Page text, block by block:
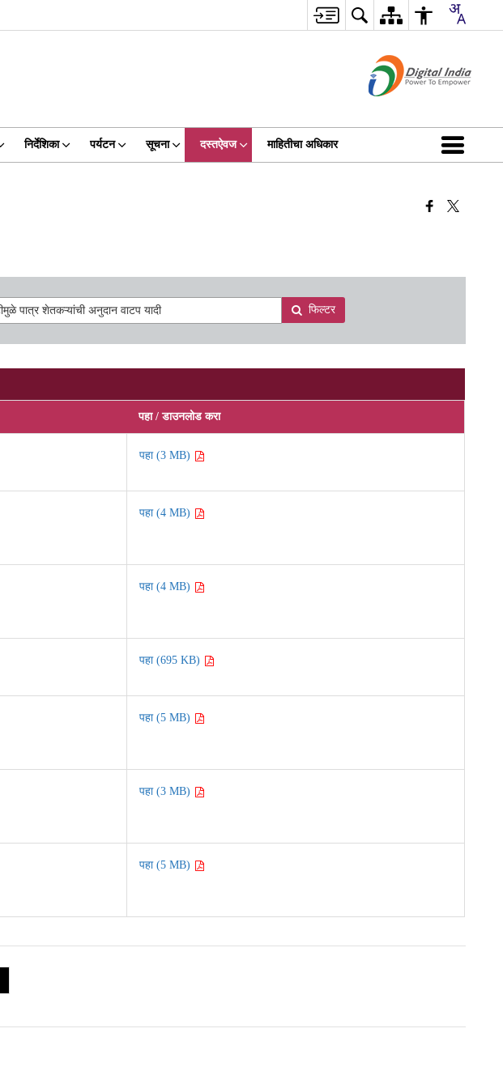
निर्देशिका पर्यटन सूचना दस्तऐवज माहितीचा अधिकार
फिल्टर
पहा / डाउनलोड करा
पहा (3 MB)
पहा (4 MB)
पहा (4 MB)
पहा (695 KB)
पहा (5 MB)
पहा (3 MB)
पहा (5 MB)